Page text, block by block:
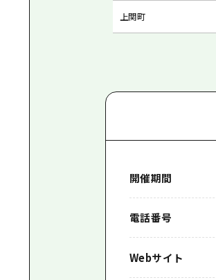
上関町
開催期間
電話番号
Webサイト